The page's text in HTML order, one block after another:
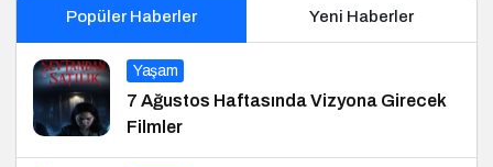
Popüler Haberler Yeni Haberler
Yaşam
7 Ağustos Haftasında Vizyona Girecek
Filmler